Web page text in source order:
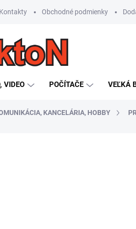
Kontakty Obchodné podmienky
VIDEO POČÍTAČE VEĽKÁ
KANCELÁRIA, HOBBY